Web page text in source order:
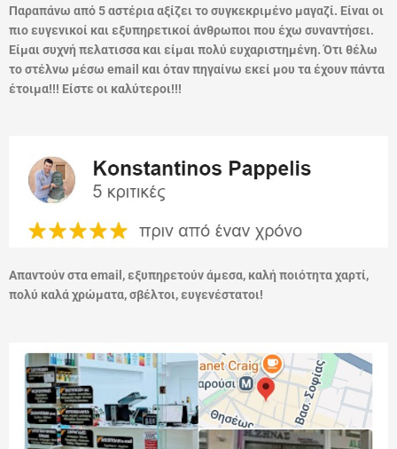
Παραπάνω από 5 αστέρια αξίζει το συγκεκριμένο μαγαζί. Είναι οι
πιο ευγενικοί και εξυπηρετικοί άνθρωποι που έχω συναντήσει.
Είμαι συχνή πελατισσα και είμαι πολύ ευχαριστημένη. Ότι θέλω
το στέλνω μέσω email και όταν πηγαίνω εκεί μου τα έχουν πάντα
έτοιμα!!! Είστε οι καλύτεροι!!!
Απαντούν στα email, εξυπηρετούν άμεσα, καλή ποιότητα χαρτί,
πολύ καλά χρώματα, σβέλτοι, ευγενέστατοι!